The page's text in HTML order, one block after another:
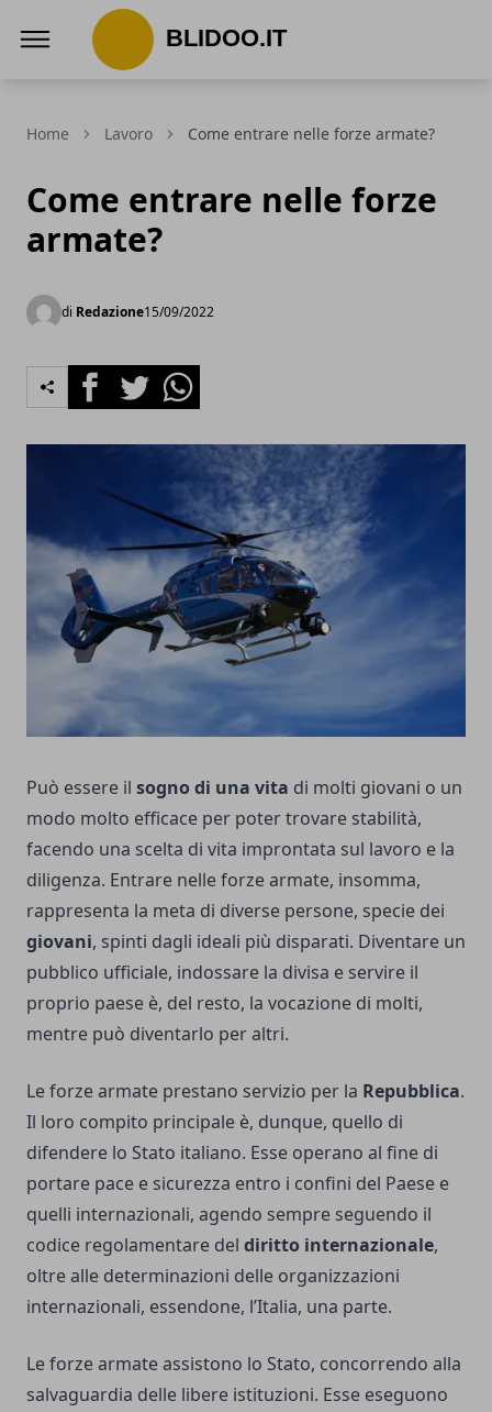
Home Lavoro Come entrare nelle forze armate?
Come entrare nelle forze
armate?
di Redazione15/09/2022
FacebookTwitterWhatsapp
Può essere il sogno di una vita di molti giovani o un
modo molto efficace per poter trovare stabilità,
facendo una scelta di vita improntata sul lavoro e la
diligenza. Entrare nelle forze armate, insomma,
rappresenta la meta di diverse persone, specie dei
giovani, spinti dagli ideali più disparati. Diventare un
pubblico ufficiale, indossare la divisa e servire il
proprio paese è, del resto, la vocazione di molti,
mentre può diventarlo per altri.
Le forze armate prestano servizio per la Repubblica.
Il loro compito principale è, dunque, quello di
difendere lo Stato italiano. Esse operano al fine di
portare pace e sicurezza entro i confini del Paese e
quelli internazionali, agendo sempre seguendo il
codice regolamentare del diritto internazionale,
oltre alle determinazioni delle organizzazioni
internazionali, essendone, l’Italia, una parte.
Le forze armate assistono lo Stato, concorrendo alla
salvaguardia delle libere istituzioni. Esse eseguono